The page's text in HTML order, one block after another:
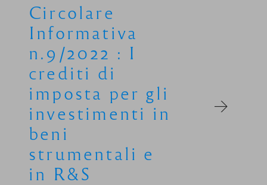
Circolare
Informativa
n.9/2022 : I
crediti di
imposta per gli
investimenti in
beni
strumentali e
in R&S